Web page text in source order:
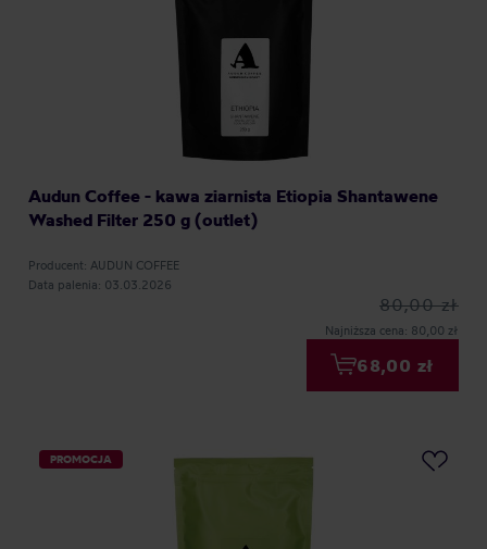
Audun Coffee - kawa ziarnista Etiopia Shantawene
Washed Filter 250 g (outlet)
Producent: AUDUN COFFEE
Data palenia: 03.03.2026
80,00 zł
Najniższa cena: 80,00 zł
68,00 zł
PROMOCJA